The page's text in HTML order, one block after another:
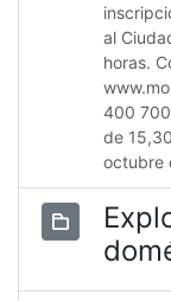
al
horas.
400
de
octubre